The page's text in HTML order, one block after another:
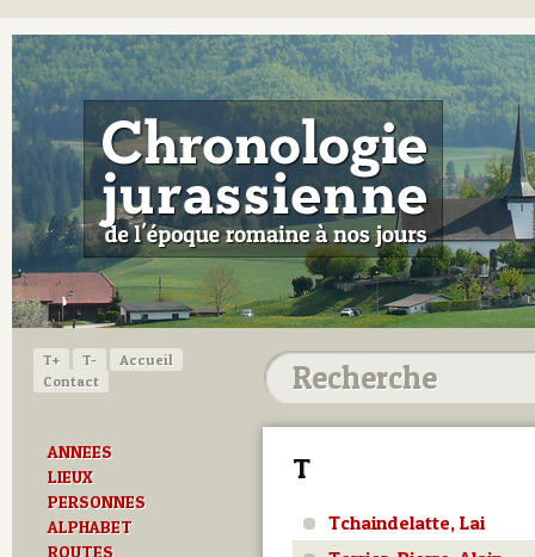
T+ T-
Accueil
Contact
ANNEES
LIEUX
PERSONNES
ALPHABET
ROUTES
T
Tchaindelatte, Lai